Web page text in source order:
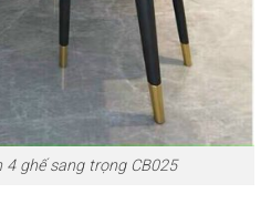
4 ghế sang trọng CB025